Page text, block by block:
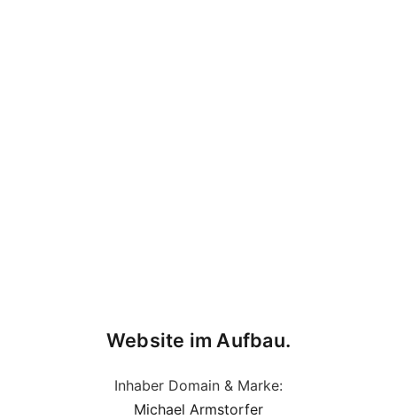
Website im Aufbau.
Inhaber Domain & Marke:
Michael Armstorfer